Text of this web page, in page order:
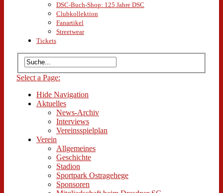
DSC-Buch-Shop: 125 Jahre DSC
Clubkollektion
Fanartikel
Streetwear
Tickets
Select a Page:
Hide Navigation
Aktuelles
News-Archiv
Interviews
Vereinsspielplan
Verein
Allgemeines
Geschichte
Stadion
Sportpark Ostragehege
Sponsoren